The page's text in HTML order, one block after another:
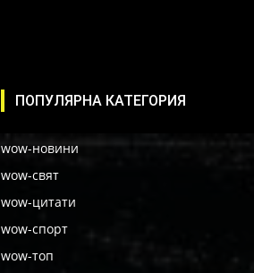
ПОПУЛЯРНА КАТЕГОРИЯ
wow-новини
wow-свят
wow-цитати
wow-спорт
wow-топ